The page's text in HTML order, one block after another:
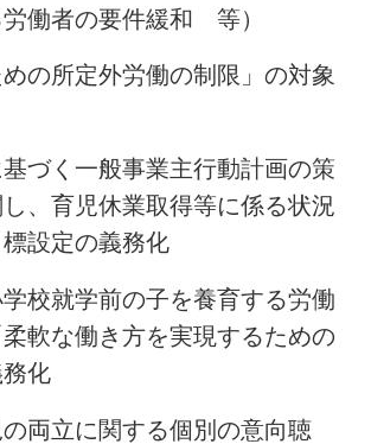
労働者の要件緩和 等）
めの所定外労働の制限」の対象
基づく一般事業主行動計画の策
、育児休業取得等に係る状況
設定の義務化
学校就学前の子を養育する労働
軟な働き方を実現するための
化
の両立に関する個別の意向聴